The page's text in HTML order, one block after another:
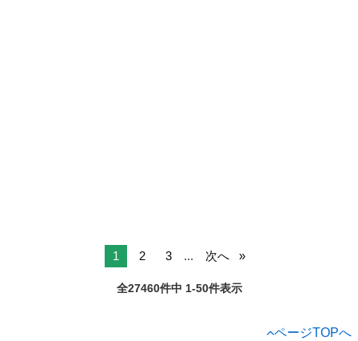
1 2 3 ... 次へ
全27460件中 1-50件表示
ページTOPへ